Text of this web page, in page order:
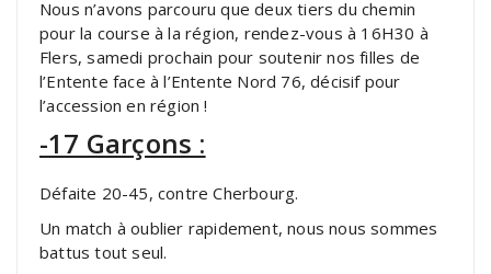
Nous n’avons parcouru que deux tiers du chemin
pour la course à la région, rendez-vous à 16H30 à
Flers, samedi prochain pour soutenir nos filles de
l’Entente face à l’Entente Nord 76, décisif pour
l’accession en région !
-17 Garçons :
Défaite 20-45, contre Cherbourg.
Un match à oublier rapidement, nous nous sommes
battus tout seul.